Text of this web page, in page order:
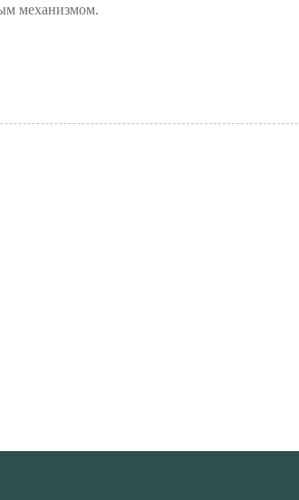
механизмом.